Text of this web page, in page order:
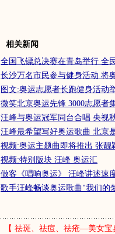
相关新闻
全国飞镖总决赛在青岛举行 全
长沙万名市民参与健身活动 将
图文:奥运志愿者长跑健身活动
微笑北京奥运先锋 3000志愿者
汪峰与奥运冠军同台合唱 央视
汪峰最希望写好奥运歌曲 北京
视频:奥运主题曲即将推出 张靓
视频:特别版块 汪峰 奥运汇
做客《唱响奥运》 汪峰讲述速
歌手汪峰畅谈奥运歌曲"我们的
【 祛斑、祛痘、祛疮—美女宝